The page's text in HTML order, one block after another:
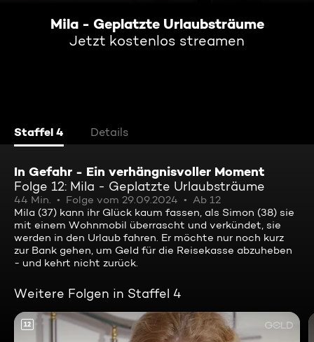
Mila - Geplatzte Urlaubsträume
Jetzt kostenlos streamen
Staffel 4 Details
In Gefahr - Ein verhängnisvoller Moment
Folge 12: Mila - Geplatzte Urlaubsträume
44 Min. Folge vom 29.09.2024
Ab 12
Mila (37) kann ihr Glück kaum fassen, als Simon (38) sie
mit einem Wohnmobil überrascht und verkündet, sie
werden in den Urlaub fahren. Er möchte nur noch kurz
zur Bank gehen, um Geld für die Reisekasse abzuheben
- und kehrt nicht zurück.
Weitere Folgen in Staffel 4
12